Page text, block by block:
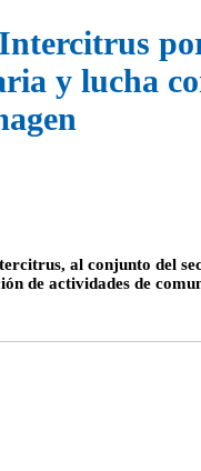
y lucha
al conjunto del
de actividades de